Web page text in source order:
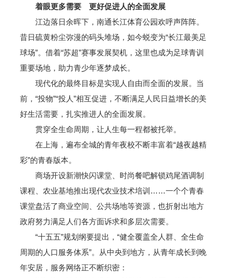
着眼更多需要 更好促进人的全面发展
江边落日余晖下，南通长江体育公园欢呼声阵阵。
昔日硫黄粉尘弥漫的码头堆场，如今蜕变为“长江最美足
球场”。借着“苏超”赛事发展契机，这里也成为足球青训
重要场地，助力青少年逐梦成长。
现代化的最终目标是实现人自由而全面的发展。当
前，“投物”“投人”相互促进，不断满足人民日益增长的美
好生活需要，扎实推进人的全面发展。
贯穿全生命周期，让人生每一程都被托举。
在上海，遍布全城的青年夜校不断丰富着“越夜越精
彩”的青春版本。
商场开设新潮快闪课堂、时尚餐吧解锁鸡尾酒调制
课程、农业基地推出现代农业技术培训……一个个青春
课堂盘活了商业空间、公共场地等资源，也折射出地方
政府努力满足人们各方面诉求和多层次需要。
“十五五”规划纲要提出，“健全覆盖全人群、全生命
周期的人口服务体系”。从中央到地方，从青年成长到晚
年安居，服务网络正不断织密：